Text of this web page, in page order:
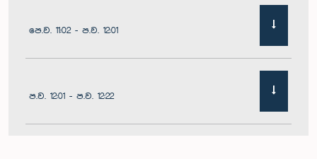
පෙ.ව. 11:02 - ප.ව. 12:01
ප.ව. 12:01 - ප.ව. 12:22